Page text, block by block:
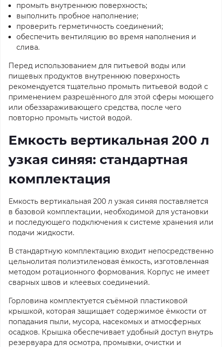
промыть внутреннюю поверхность;
выполнить пробное наполнение;
проверить герметичность соединений;
обеспечить вентиляцию во время наполнения и
слива.
Перед использованием для питьевой воды или
пищевых продуктов внутреннюю поверхность
рекомендуется тщательно промыть питьевой водой с
применением разрешённого для этой сферы моющего
или обеззараживающего средства, после чего
повторно промыть чистой водой.
Емкость вертикальная 200 л
узкая синяя: стандартная
комплектация
Емкость вертикальная 200 л узкая синяя поставляется
в базовой комплектации, необходимой для установки
и последующего подключения к системе хранения или
подачи жидкости.
В стандартную комплектацию входит непосредственно
цельнолитая полиэтиленовая ёмкость, изготовленная
методом ротационного формования. Корпус не имеет
сварных швов и клеевых соединений.
Горловина комплектуется съёмной пластиковой
крышкой, которая защищает содержимое ёмкости от
попадания пыли, мусора, насекомых и атмосферных
осадков. Крышка обеспечивает удобный доступ внутрь
резервуара для осмотра, промывки, очистки и